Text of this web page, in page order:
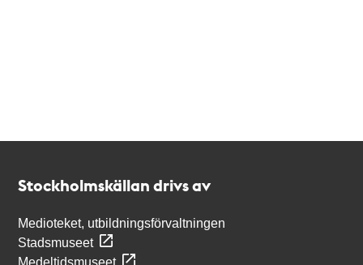
Stockholmskällan drivs av
Medioteket, utbildningsförvaltningen
Stadsmuseet
Medeltidsmuseet